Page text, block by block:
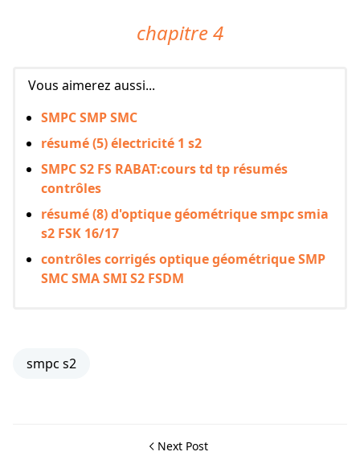
chapitre 4
Vous aimerez aussi...
SMPC SMP SMC
résumé (5) électricité 1 s2
SMPC S2 FS RABAT:cours td tp résumés
contrôles
résumé (8) d'optique géométrique smpc smia
s2 FSK 16/17
contrôles corrigés optique géométrique SMP
SMC SMA SMI S2 FSDM
smpc s2
Next Post